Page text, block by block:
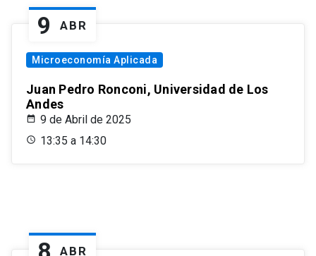
9 ABR
Microeconomía Aplicada
Juan Pedro Ronconi, Universidad de Los
Andes
9 de Abril de 2025
13:35 a 14:30
ABR